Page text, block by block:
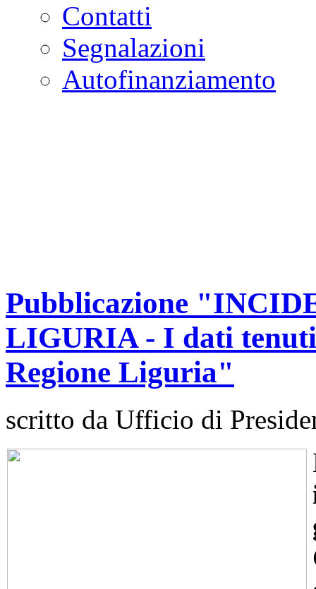
Contatti
Segnalazioni
Autofinanziamento
Pubblicazione
LIGURIA - I dati
Regione Liguria"
scritto da Ufficio di